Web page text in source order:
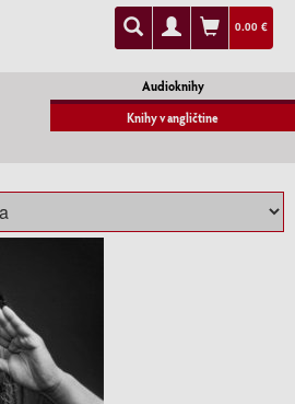
0.00 €
Audioknihy
Knihy v angličtine